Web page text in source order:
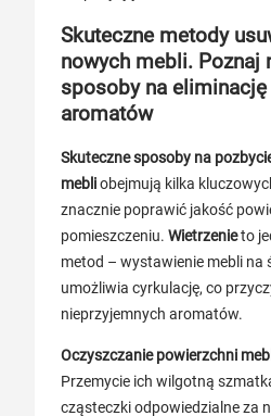
Skuteczne metody
nowych mebli. Poznaj
sposoby na
aromatów
Skuteczne sposoby na
mebliobejmują kilka
znacznie poprawić jakość
pomieszczeniu. Wietrzenieto
metod – wystawienie mebli na
umożliwia cyrkulację, co
nieprzyjemnych aromatów.
Oczyszczanie powierzchni
Przemycie ich wilgotną
cząsteczki odpowiedzialne za